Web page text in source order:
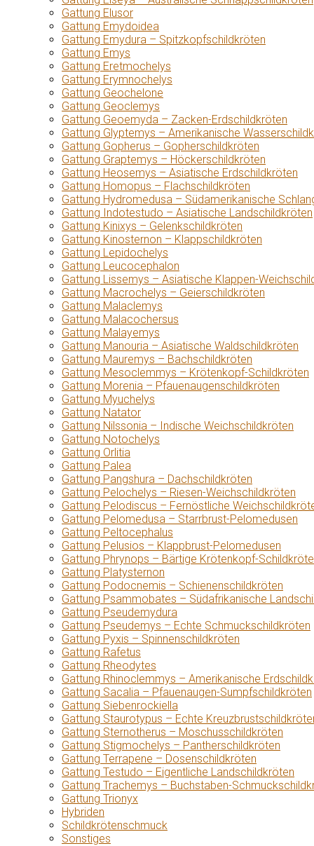
Gattung Elusor
Gattung Emydoidea
Gattung Emydura – Spitzkopfschildkröten
Gattung Emys
Gattung Eretmochelys
Gattung Erymnochelys
Gattung Geochelone
Gattung Geoclemys
Gattung Geoemyda – Zacken-Erdschildkröten
Gattung Glyptemys – Amerikanische
Gattung Gopherus – Gopherschildkröten
Gattung Graptemys – Höckerschildkröten
Gattung Heosemys – Asiatische Erdschildkröten
Gattung Homopus – Flachschildkröten
Gattung Hydromedusa – Südamerikanische
Gattung Indotestudo – Asiatische Landschildkröten
Gattung Kinixys – Gelenkschildkröten
Gattung Kinosternon – Klappschildkröten
Gattung Lepidochelys
Gattung Leucocephalon
Gattung Lissemys – Asiatische Klappen-
Gattung Macrochelys – Geierschildkröten
Gattung Malaclemys
Gattung Malacochersus
Gattung Malayemys
Gattung Manouria – Asiatische Waldschildkröten
Gattung Mauremys – Bachschildkröten
Gattung Mesoclemmys – Krötenkopf-Schildkröten
Gattung Morenia – Pfauenaugenschildkröten
Gattung Myuchelys
Gattung Natator
Gattung Nilssonia – Indische Weichschildkröten
Gattung Notochelys
Gattung Orlitia
Gattung Palea
Gattung Pangshura – Dachschildkröten
Gattung Pelochelys – Riesen-Weichschildkröten
Gattung Pelodiscus – Fernöstliche
Gattung Pelomedusa – Starrbrust-Pelomedusen
Gattung Peltocephalus
Gattung Pelusios – Klappbrust-Pelomedusen
Gattung Phrynops – Bärtige Krötenkopf-
Gattung Platysternon
Gattung Podocnemis – Schienenschildkröten
Gattung Psammobates – Südafrikanische
Gattung Pseudemydura
Gattung Pseudemys – Echte Schmuckschildkröten
Gattung Pyxis – Spinnenschildkröten
Gattung Rafetus
Gattung Rheodytes
Gattung Rhinoclemmys – Amerikanische
Gattung Sacalia – Pfauenaugen-Sumpfschildkröten
Gattung Siebenrockiella
Gattung Staurotypus – Echte
Gattung Sternotherus – Moschusschildkröten
Gattung Stigmochelys – Pantherschildkröten
Gattung Terrapene – Dosenschildkröten
Gattung Testudo – Eigentliche Landschildkröten
Gattung Trachemys – Buchstaben-
Gattung Trionyx
Hybriden
Schildkrötenschmuck
Sonstiges